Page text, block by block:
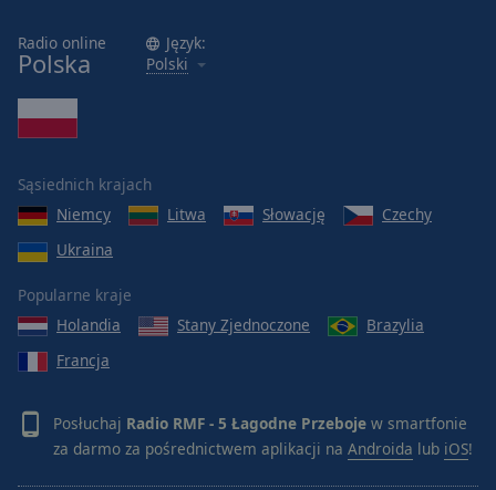
Radio online
Polska
Język:
Polski
Sąsiednich krajach
Niemcy
Litwa Słowację
Czechy
Ukraina
Popularne kraje
Holandia
Stany Zjednoczone
Brazylia
Francja
Posłuchaj Radio RMF - 5 Łagodne Przeboje w smartfonie
za darmo za pośrednictwem aplikacji na Androida lub iOS!